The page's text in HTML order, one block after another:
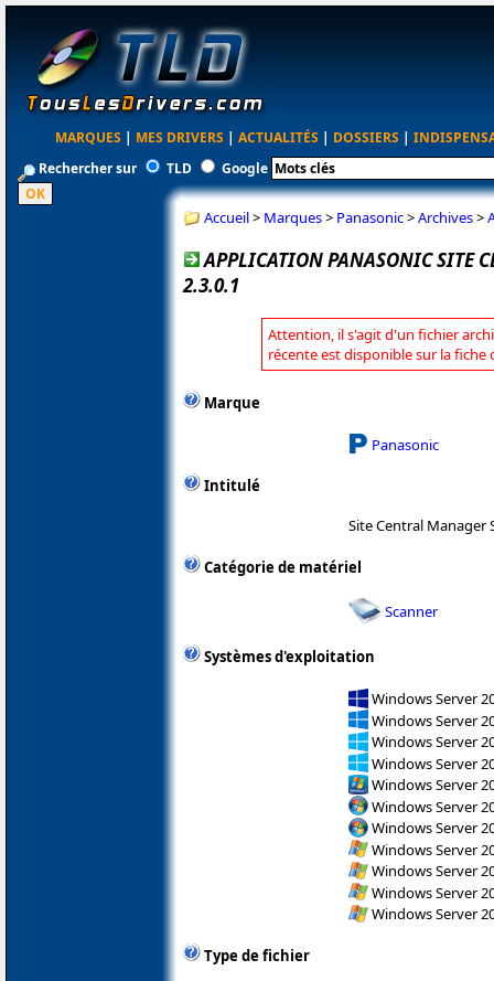
MARQUES | MES DRIVERS | ACTUALITÉS | DOSSIERS |
Rechercher sur
TLD Google
Accueil> Marques> Panasonic>Archives>
APPLICATION PANASONIC SITE
2.3.0.1
Attention, il s'agit d'un fichier
récente est disponible sur la fiche
Marque
Panasonic
Intitulé
Site Central Manager
Catégorie de matériel
Scanner
Systèmes d'exploitation
Windows Server
Windows Server
Windows Server
Windows Server
Windows Server
Windows Server
Windows Server
Windows Server
Windows Server
Windows Server
Windows Server
Type de fichier